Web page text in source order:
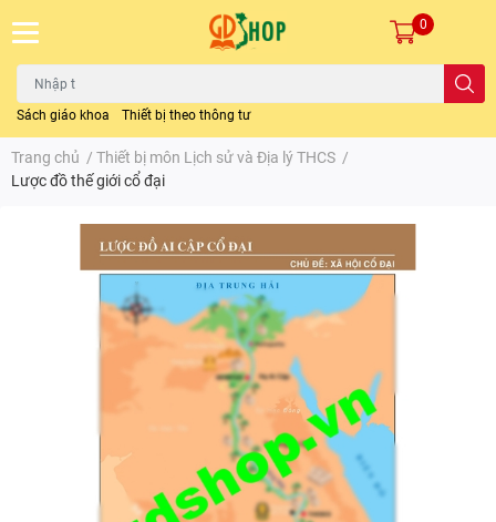
Sách giáo khoa Thiết bị theo thông tư
0
Trang chủ / Thiết bị môn Lịch sử và Địa lý THCS /
Lược đồ thế giới cổ đại